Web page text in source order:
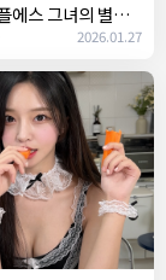
에스 그녀의 별명
유ㅋㅋ
2026.01.27